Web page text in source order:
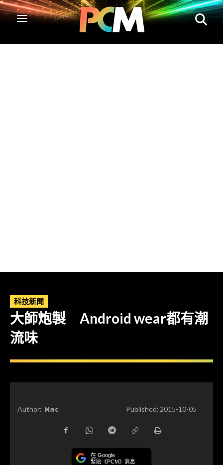
科技新聞
大師炮製 Android wear都有潮
流味
Author: Mac Published:2015-10-05
在 Google
緊貼《PCM》消息